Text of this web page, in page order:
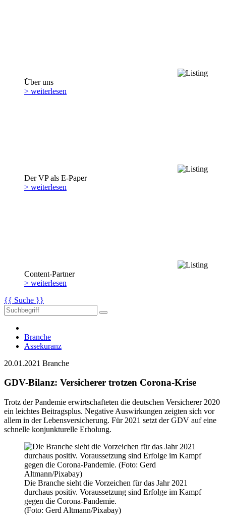
Über uns
> weiterlesen
Der VP als E-Paper
> weiterlesen
Content-Partner
> weiterlesen
{{ Suche }}
Branche
Assekuranz
20.01.2021 Branche
GDV-Bilanz: Versicherer trotzen Corona-Krise
Trotz der Pandemie erwirtschafteten die deutschen Versicherer 2020
ein leichtes Beitragsplus. Negative Auswirkungen zeigten sich vor
allem in der Lebensversicherung. Für 2021 setzt der GDV auf eine
schnelle konjunkturelle Erholung.
Die Branche sieht die Vorzeichen für das Jahr 2021
durchaus positiv. Voraussetzung sind Erfolge im Kampf
gegen die Corona-Pandemie.
(Foto: Gerd Altmann/Pixabay)